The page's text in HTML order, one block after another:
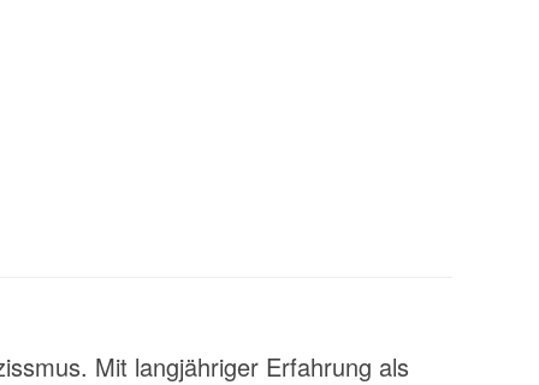
Mit langjähriger Erfahrung als